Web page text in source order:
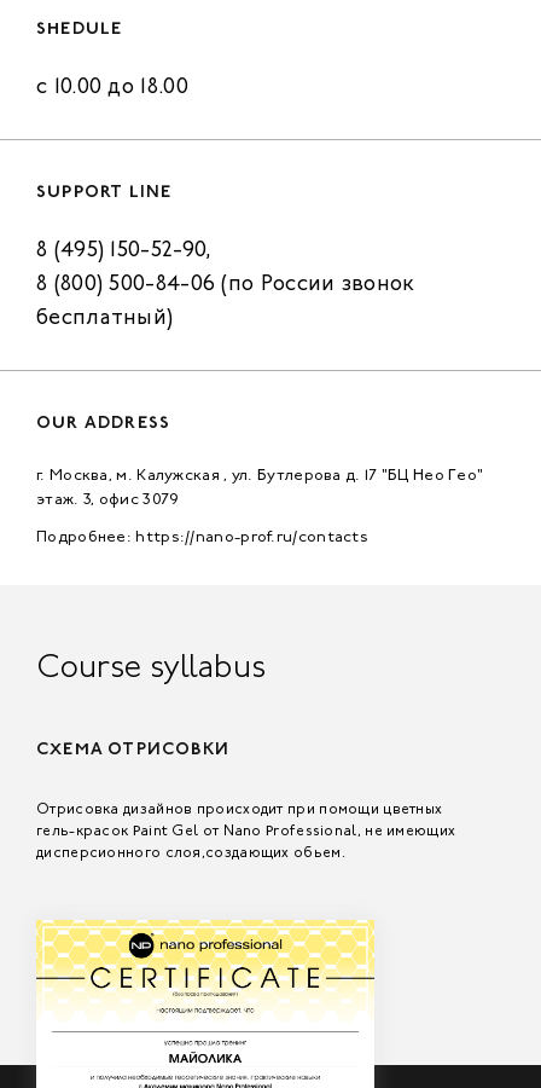
SHEDULE
с 10.00 до 18.00
SUPPORT LINE
8 (495) 150-52-90,
8 (800) 500-84-06 (по России звонок
бесплатный)
OUR ADDRESS
г. Москва, м. Калужская , ул. Бутлерова д. 17 "БЦ Нео Гео"
этаж. 3, офис 3079
Подробнее: https://nano-prof.ru/contacts
Course syllabus
СХЕМА ОТРИСОВКИ
Отрисовка дизайнов происходит при помощи цветных
гель-красок Paint Gel от Nano Professional, не имеющих
дисперсионного слоя,создающих обьем.